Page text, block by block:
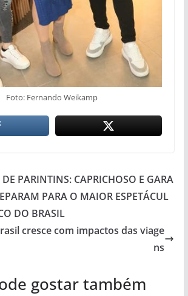
Foto: Fernando Weikamp
DE PARINTINS: CAPRICHOSO E GARA
PARA O MAIOR ESPETÁCUL
DO BRASIL
cresce com impactos das viage
ns
gostar também